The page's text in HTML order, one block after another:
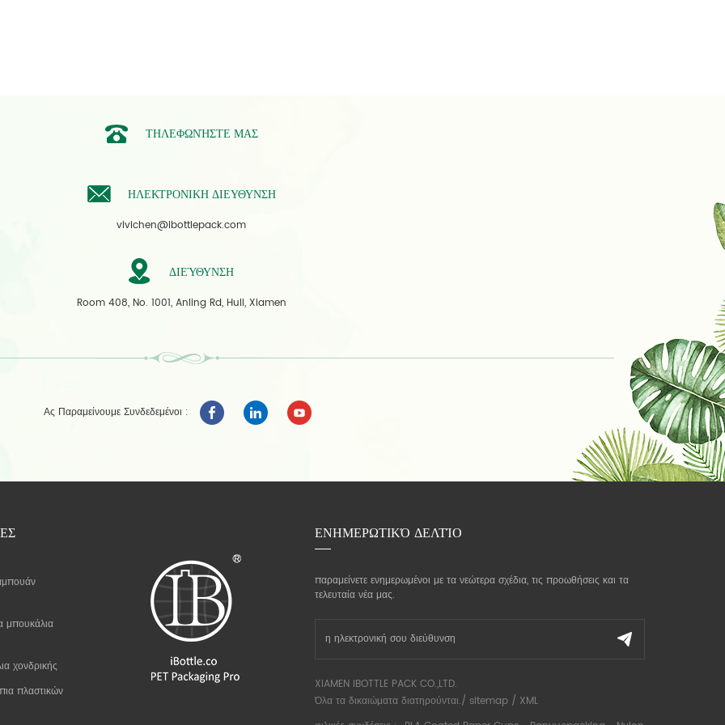
ΤΗΛΕΦΩΝΉΣΤΕ ΜΑΣ
ΗΛΕΚΤΡΟΝΙΚΗ ΔΙΕΥΘΥΝΣΗ
vivichen@ibottlepack.com
ΔΙΕΎΘΥΝΣΗ
Room 408, No. 1001, Anling Rd, Huli, Xiamen
Ας Παραμείνουμε Συνδεδεμένοι :
μπουκάλια
χονδρικής
πλαστικών
ΕΝΗΜΕΡΩΤΙΚΌ ΔΕΛΤΊΟ
παραμείνετε ενημερωμένοι με τα νεώτερα σχέδια, τις προωθήσεις και τα
τελευταία νέα μας.
XIAMEN IBOTTLE PACK CO.,LTD.
Όλα τα δικαιώματα διατηρούνται./ sitemap / XML